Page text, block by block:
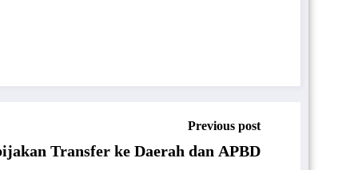
Previous post
Transfer ke Daerah dan APBD